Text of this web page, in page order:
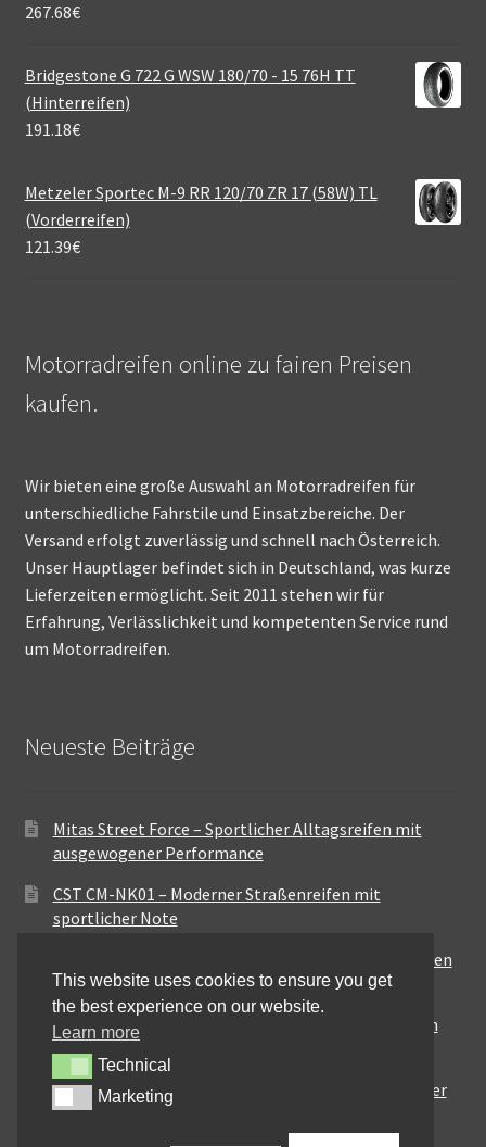
267.68€
Bridgestone G 722 G WSW 180/70 - 15 76H TT
(Hinterreifen)
191.18€
Metzeler Sportec M-9 RR 120/70 ZR 17 (58W) TL
(Vorderreifen)
121.39€
Motorradreifen online zu fairen Preisen
kaufen.
Wir bieten eine große Auswahl an Motorradreifen für
unterschiedliche Fahrstile und Einsatzbereiche. Der
Versand erfolgt zuverlässig und schnell nach Österreich.
Unser Hauptlager befindet sich in Deutschland, was kurze
Lieferzeiten ermöglicht. Seit 2011 stehen wir für
Erfahrung, Verlässlichkeit und kompetenten Service rund
um Motorradreifen.
Neueste Beiträge
Mitas Street Force – Sportlicher Alltagsreifen mit
ausgewogener Performance
CST CM-NK01 – Moderner Straßenreifen mit
sportlicher Note
Maxxis MA-ST3 – Ausgewogener Sport-Touring-Reifen
für vielseitige Einsätze
Pirelli City Demon – Zuverlässigkeit für den urbanen
Alltag
Metzeler Perfect ME77 – Klassische Optik mit solider
Straßenperformance
This website uses cookies to ensure you get
the best experience on our website.
Learn more
TechnicalTechnical
MarketingMarketing